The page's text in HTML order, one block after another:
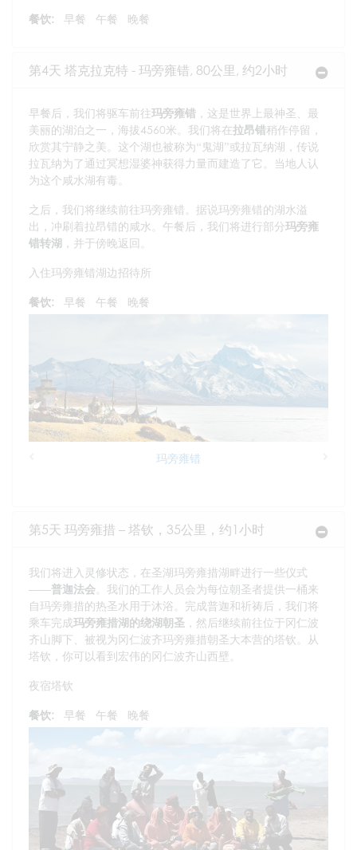
餐饮: 早餐 午餐 晚餐
第4天 塔克拉克特 - 玛旁雍错, 80公里, 约2小时
早餐后，我们将驱车前往玛旁雍错 ，这是世界上最神圣、最
美丽的湖泊之一，海拔4560米。我们将在拉昂错稍作停留，
欣赏其宁静之美。这个湖也被称为“鬼湖”或拉瓦纳湖，传说
拉瓦纳为了通过冥想湿婆神获得力量而建造了它。当地人认
为这个咸水湖有毒。
之后，我们将继续前往玛旁雍错。据说玛旁雍错的湖水溢
出，冲刷着拉昂错的咸水。午餐后，我们将进行部分玛旁雍
错转湖 ，并于傍晚返回。
入住玛旁雍错湖边招待所
餐饮: 早餐 午餐 晚餐
玛旁雍错
第5天 玛旁雍措 – 塔钦，35公里，约1小时
我们将进入灵修状态，在圣湖玛旁雍措湖畔进行一些仪式
——普迦法会 。我们的工作人员会为每位朝圣者提供一桶来
自玛旁雍措的热圣水用于沐浴。完成普迦和祈祷后，我们将
乘车完成玛旁雍措湖的绕湖朝圣 ，然后继续前往位于冈仁波
齐山脚下、被视为冈仁波齐玛旁雍措朝圣大本营的塔钦。从
塔钦，你可以看到宏伟的冈仁波齐山西壁。
夜宿塔钦
餐饮: 早餐 午餐 晚餐